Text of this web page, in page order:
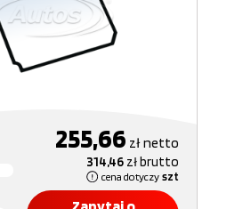
255,66 złnetto
314,46 złbrutto
cena dotyczy szt